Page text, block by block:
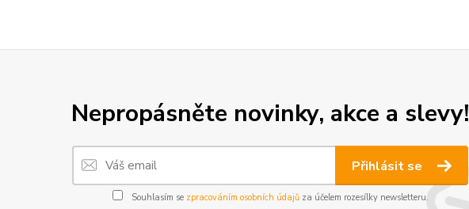
Nepropásněte novinky, akce a slevy!
Přihlásit se
Souhlasím se zpracováním osobních údajůza účelem rozesílky newsletteru.